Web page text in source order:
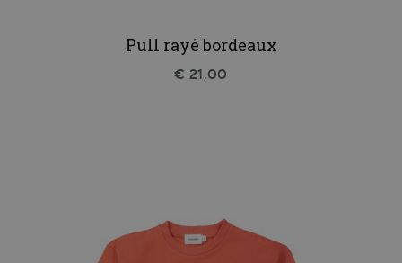
Pull rayé bordeaux
€ 21,00